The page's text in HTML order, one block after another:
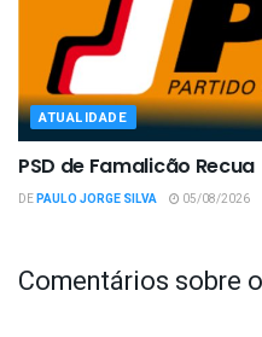
ATUALIDADE
PSD de Famalicão Recua
DEPAULO JORGE SILVA 05/08/2026
Comentários sobre